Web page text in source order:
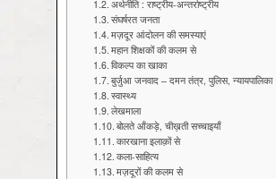
अर्थनीति : राष्ट्रीय-अन्तर्राष्ट्रीय
संघर्षरत जनता
मज़दूर आंदोलन की समस्याएं
महान शिक्षकों की कलम से
विकल्प का खाका
बुर्जुआ जनवाद – दमन तंत्र, पुलिस, न्यायपालिका
स्वास्‍थ्‍य
लेखमाला
बोलते आँकड़े, चीख़ती सच्चाइयाँ
कारखाना इलाक़ों से
कला-साहित्य
मज़दूरों की कलम से